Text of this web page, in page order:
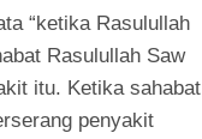
“ketika Rasulullah
Rasulullah Saw
itu. Ketika sahabat
penyakit